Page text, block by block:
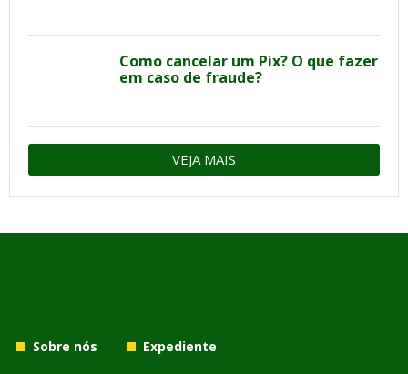
Como cancelar um Pix? O que fazer
em caso de fraude?
VEJA MAIS
Sobre nós
Expediente